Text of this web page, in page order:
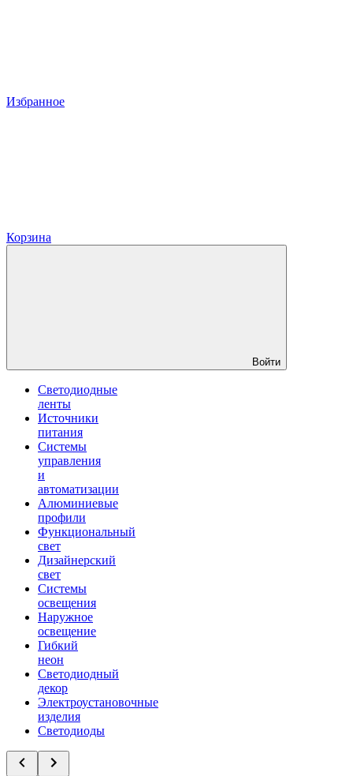
Избранное
Корзина
Войти
Светодиодные
ленты
Источники
питания
Системы
управления
и
автоматизации
Алюминиевые
профили
Функциональный
свет
Дизайнерский
свет
Системы
освещения
Наружное
освещение
Гибкий
неон
Светодиодный
декор
Электроустановочные
изделия
Светодиоды